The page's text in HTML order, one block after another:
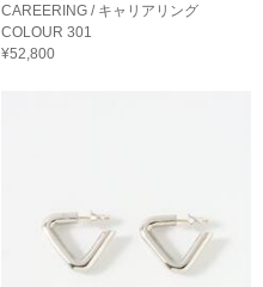
CAREERING / キャリアリング
COLOUR 301
¥52,800